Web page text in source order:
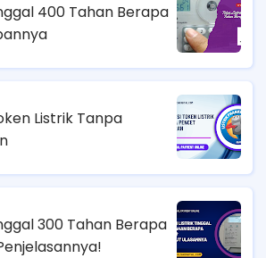
400 Tahan Berapa
Listrik Tanpa
300 Tahan Berapa